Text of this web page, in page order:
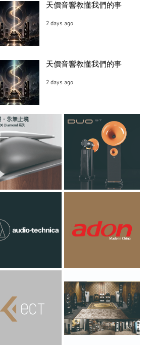
天價音響教懂我們的事
2 days ago
天價音響教懂我們的事
2 days ago